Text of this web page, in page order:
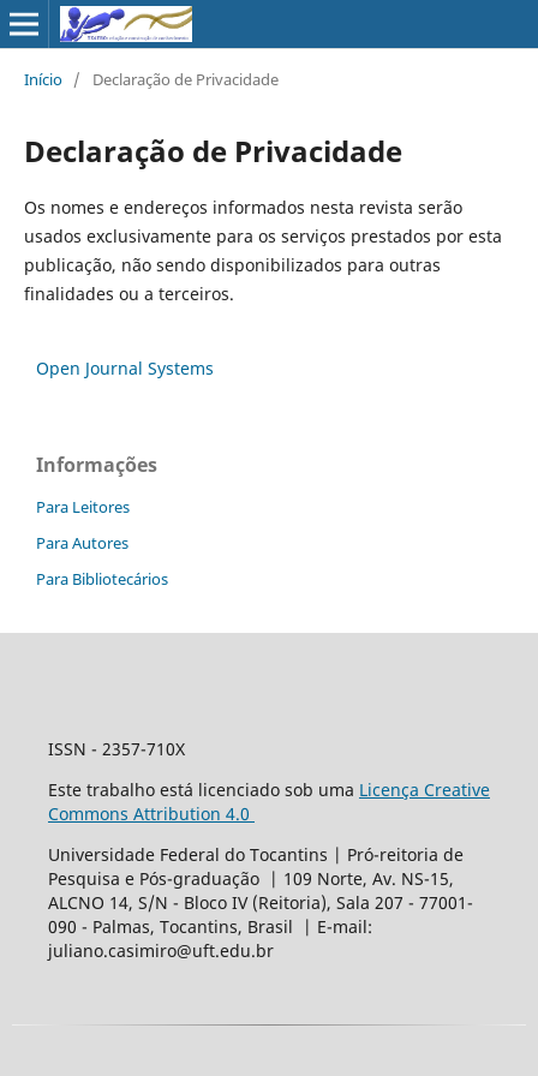
Início / Declaração de Privacidade
Declaração de Privacidade
Os nomes e endereços informados nesta revista serão
usados exclusivamente para os serviços prestados por esta
publicação, não sendo disponibilizados para outras
finalidades ou a terceiros.
Open Journal Systems
Informações
Para Leitores
Para Autores
Para Bibliotecários
ISSN - 2357-710X
Este trabalho está licenciado sob uma Licença Creative
Commons Attribution 4.0
Universidade Federal do Tocantins | Pró-reitoria de
Pesquisa e Pós-graduação | 109 Norte, Av. NS-15,
ALCNO 14, S/N - Bloco IV (Reitoria), Sala 207 - 77001-
090 - Palmas, Tocantins, Brasil | E-mail:
juliano.casimiro@uft.edu.br